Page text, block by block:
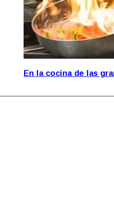
En la cocina de las